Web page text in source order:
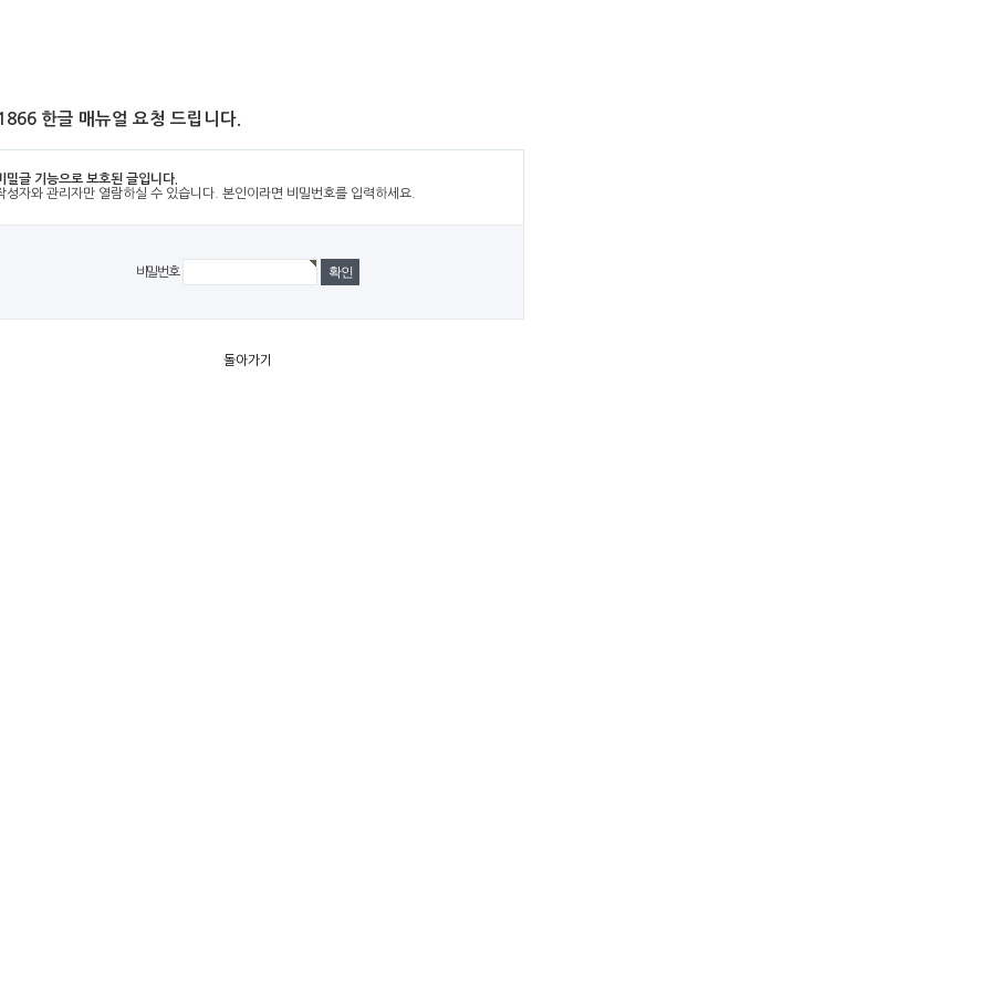
한글 매뉴얼 요청 드립니다.
밀글 기능으로 보호된 글입니다.
성자와 관리자만 열람하실 수 있습니다. 본인이라면 비밀번호를 입력하세요.
비밀번호
돌아가기